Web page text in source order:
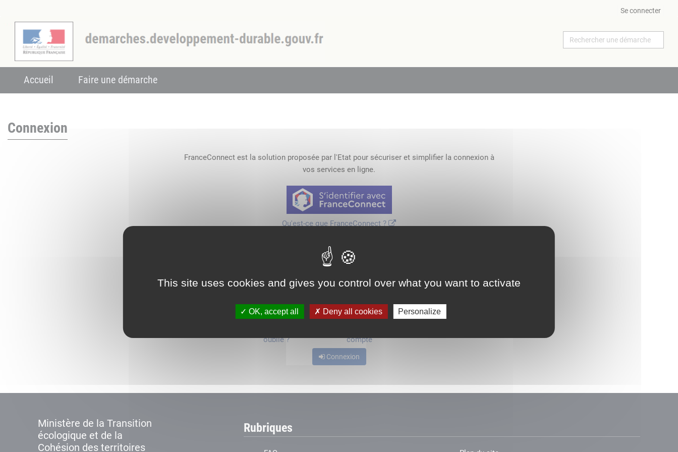
This site uses cookies and gives you control over what you want to activate
OK, accept all Deny all cookies Personalize
Se connecter
Accueil Faire une démarche
Connexion
FranceConnect est la solution proposée par l'Etat pour sécuriser et simplifier la connexion à
vos services en ligne.
Qu'est-ce que FranceConnect ?
oublié ?
compte
Connexion
Ministère de la Transition
écologique et de la
Cohésion des territoires
Rubriques